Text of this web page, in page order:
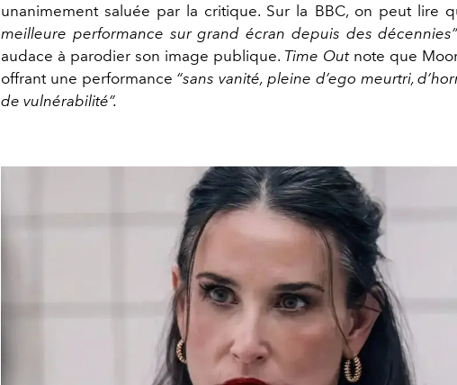
unanimement saluée par la critique. Sur la BBC, on peut lire
meilleure performance sur grand écran depuis des décennies”
audace à parodier son image publique. Time Out note que
offrant une performance “sans vanité, pleine d’ego meurtri,
de vulnérabilité”.